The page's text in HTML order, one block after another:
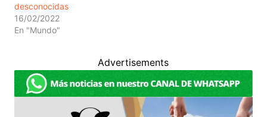
desconocidas
16/02/2022
En "Mundo"
Advertisements